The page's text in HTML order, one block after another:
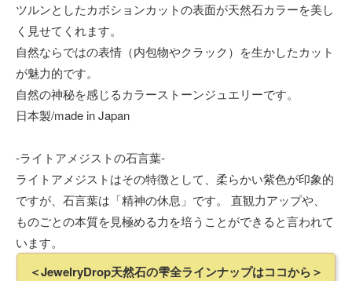
ツルンとしたカボションカットの表面が天然石カラーを美し
く見せてくれます。
自然ならではの表情（内包物やクラック）を生かしたカット
が魅力的です。
自然の神秘を感じるカラーストーンジュエリーです。
日本製/made in Japan
-ライトアメジストの石言葉-
ライトアメジストはその特徴として、柔らかい紫色が印象的
ですが、石言葉は「精神の休息」です。 直観力アップや、
ものごとの本質を見極める力を培うことができると言われて
います。
＜JewelryDrop天然石の雫全ラインナップはココから＞